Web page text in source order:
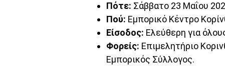
Πότε: Σάββατο 23 Μαΐου
Πού: Εμπορικό Κέντρο
Είσοδος: Ελεύθερη για
Φορείς: Επιμελητήριο
Εμπορικός Σύλλογος.